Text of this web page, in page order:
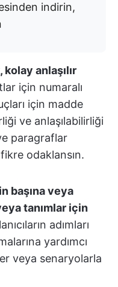
indirin,
kolay anlaşılır
için numaralı
için madde
ve anlaşılabilirliği
paragraflar
odaklansın.
başına veya
tanımlar için
adımları
yardımcı
veya senaryolarla